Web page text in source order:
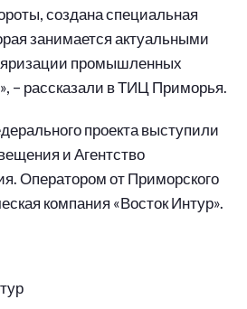
создана специальная
занимается актуальными
промышленных
– рассказали в ТИЦ Приморья.
проекта выступили
и Агентство
Оператором от Приморского
компания «Восток Интур».